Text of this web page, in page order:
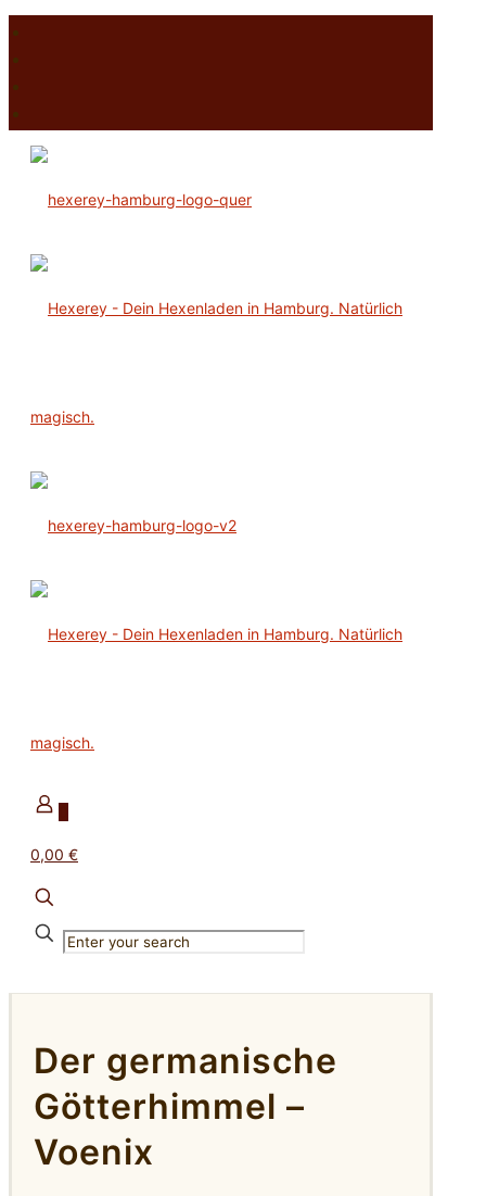
0,00 €
Der germanische
Götterhimmel –
Voenix